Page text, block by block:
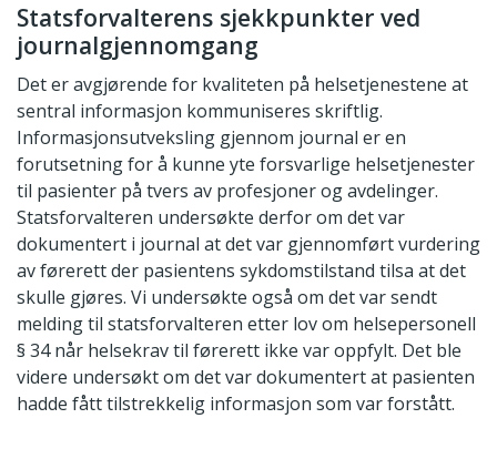
Statsforvalterens sjekkpunkter ved
journalgjennomgang
Det er avgjørende for kvaliteten på helsetjenestene at
sentral informasjon kommuniseres skriftlig.
Informasjonsutveksling gjennom journal er en
forutsetning for å kunne yte forsvarlige helsetjenester
til pasienter på tvers av profesjoner og avdelinger.
Statsforvalteren undersøkte derfor om det var
dokumentert i journal at det var gjennomført vurdering
av førerett der pasientens sykdomstilstand tilsa at det
skulle gjøres. Vi undersøkte også om det var sendt
melding til statsforvalteren etter lov om helsepersonell
§ 34 når helsekrav til førerett ikke var oppfylt. Det ble
videre undersøkt om det var dokumentert at pasienten
hadde fått tilstrekkelig informasjon som var forstått.